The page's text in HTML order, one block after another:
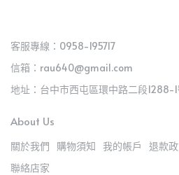
客服專線：0958-195717
信箱：rau640@gmail.com
地址：台中市西屯區環中路二段1288-
About Us
關於我們 購物須知 我的帳戶 退款
聯絡店家